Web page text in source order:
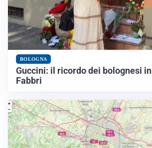
BOLOGNA
Guccini: il ricordo dei bolognesi
Fabbri